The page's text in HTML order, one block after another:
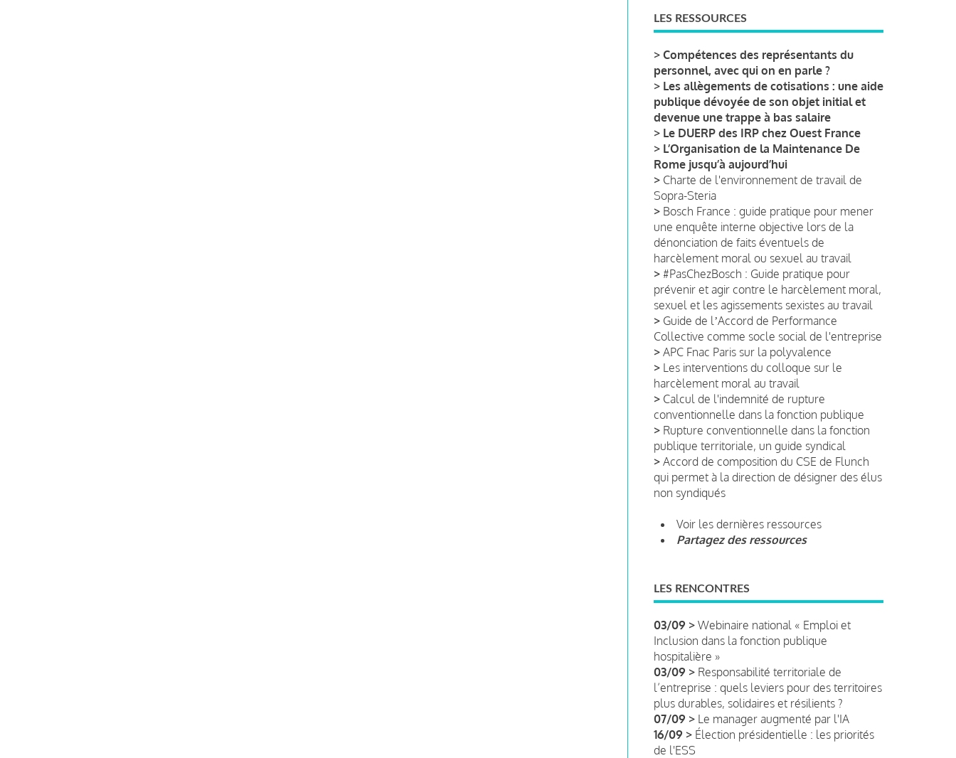
LES RESSOURCES
> Compétences des représentants du
personnel, avec qui on en parle ?
> Les allègements de cotisations : une aide
publique dévoyée de son objet initial et
devenue une trappe à bas salaire
> Le DUERP des IRP chez Ouest France
> L’Organisation de la Maintenance De
Rome jusqu’à aujourd’hui
> Charte de l'environnement de travail de
Sopra-Steria
> Bosch France : guide pratique pour mener
une enquête interne objective lors de la
dénonciation de faits éventuels de
harcèlement moral ou sexuel au travail
> #PasChezBosch : Guide pratique pour
prévenir et agir contre le harcèlement moral,
sexuel et les agissements sexistes au travail
> Guide de lʼAccord de Performance
Collective comme socle social de l'entreprise
> APC Fnac Paris sur la polyvalence
> Les interventions du colloque sur le
harcèlement moral au travail
> Calcul de l'indemnité de rupture
conventionnelle dans la fonction publique
> Rupture conventionnelle dans la fonction
publique territoriale, un guide syndical
> Accord de composition du CSE de Flunch
qui permet à la direction de désigner des élus
non syndiqués
Voir les dernières ressources
Partagez des ressources
LES RENCONTRES
03/09 > Webinaire national « Emploi et
Inclusion dans la fonction publique
hospitalière »
03/09 > Responsabilité territoriale de
l’entreprise : quels leviers pour des territoires
plus durables, solidaires et résilients ?
07/09 > Le manager augmenté par l'IA
16/09 > Élection présidentielle : les priorités
de l'ESS